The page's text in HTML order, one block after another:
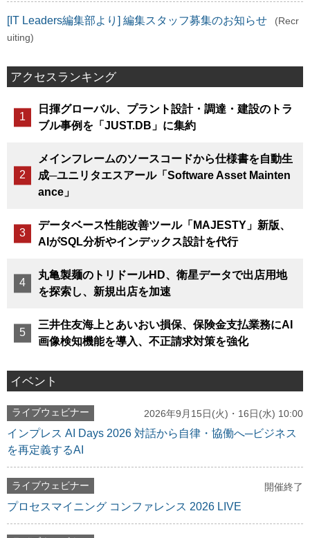
[IT Leaders編集部より] 編集スタッフ募集のお知らせ
(Recr
uiting)
アクセスランキング
日揮グローバル、プラント設計・調達・建設のトラ
ブル事例を「JUST.DB」に集約
メインフレームのソースコードから仕様書を自動生
成─ユニリタエスアール「Software Asset Mainten
ance」
データベース性能改善ツール「MAJESTY」新版、
AIがSQL分析やインデックス設計を代行
丸亀製麺のトリドールHD、衛星データで出店用地
を探索し、新規出店を加速
三井住友海上とあいおい損保、保険金支払業務にAI
画像検知機能を導入、不正請求対策を強化
イベント
ライブウェビナー 2026年9月15日(火)・16日(水) 10:00
インプレス AI Days 2026 対話から自律・協働へ─ビジネス
を再定義するAI
ライブウェビナー 開催終了
プロセスマイニング コンファレンス 2026 LIVE